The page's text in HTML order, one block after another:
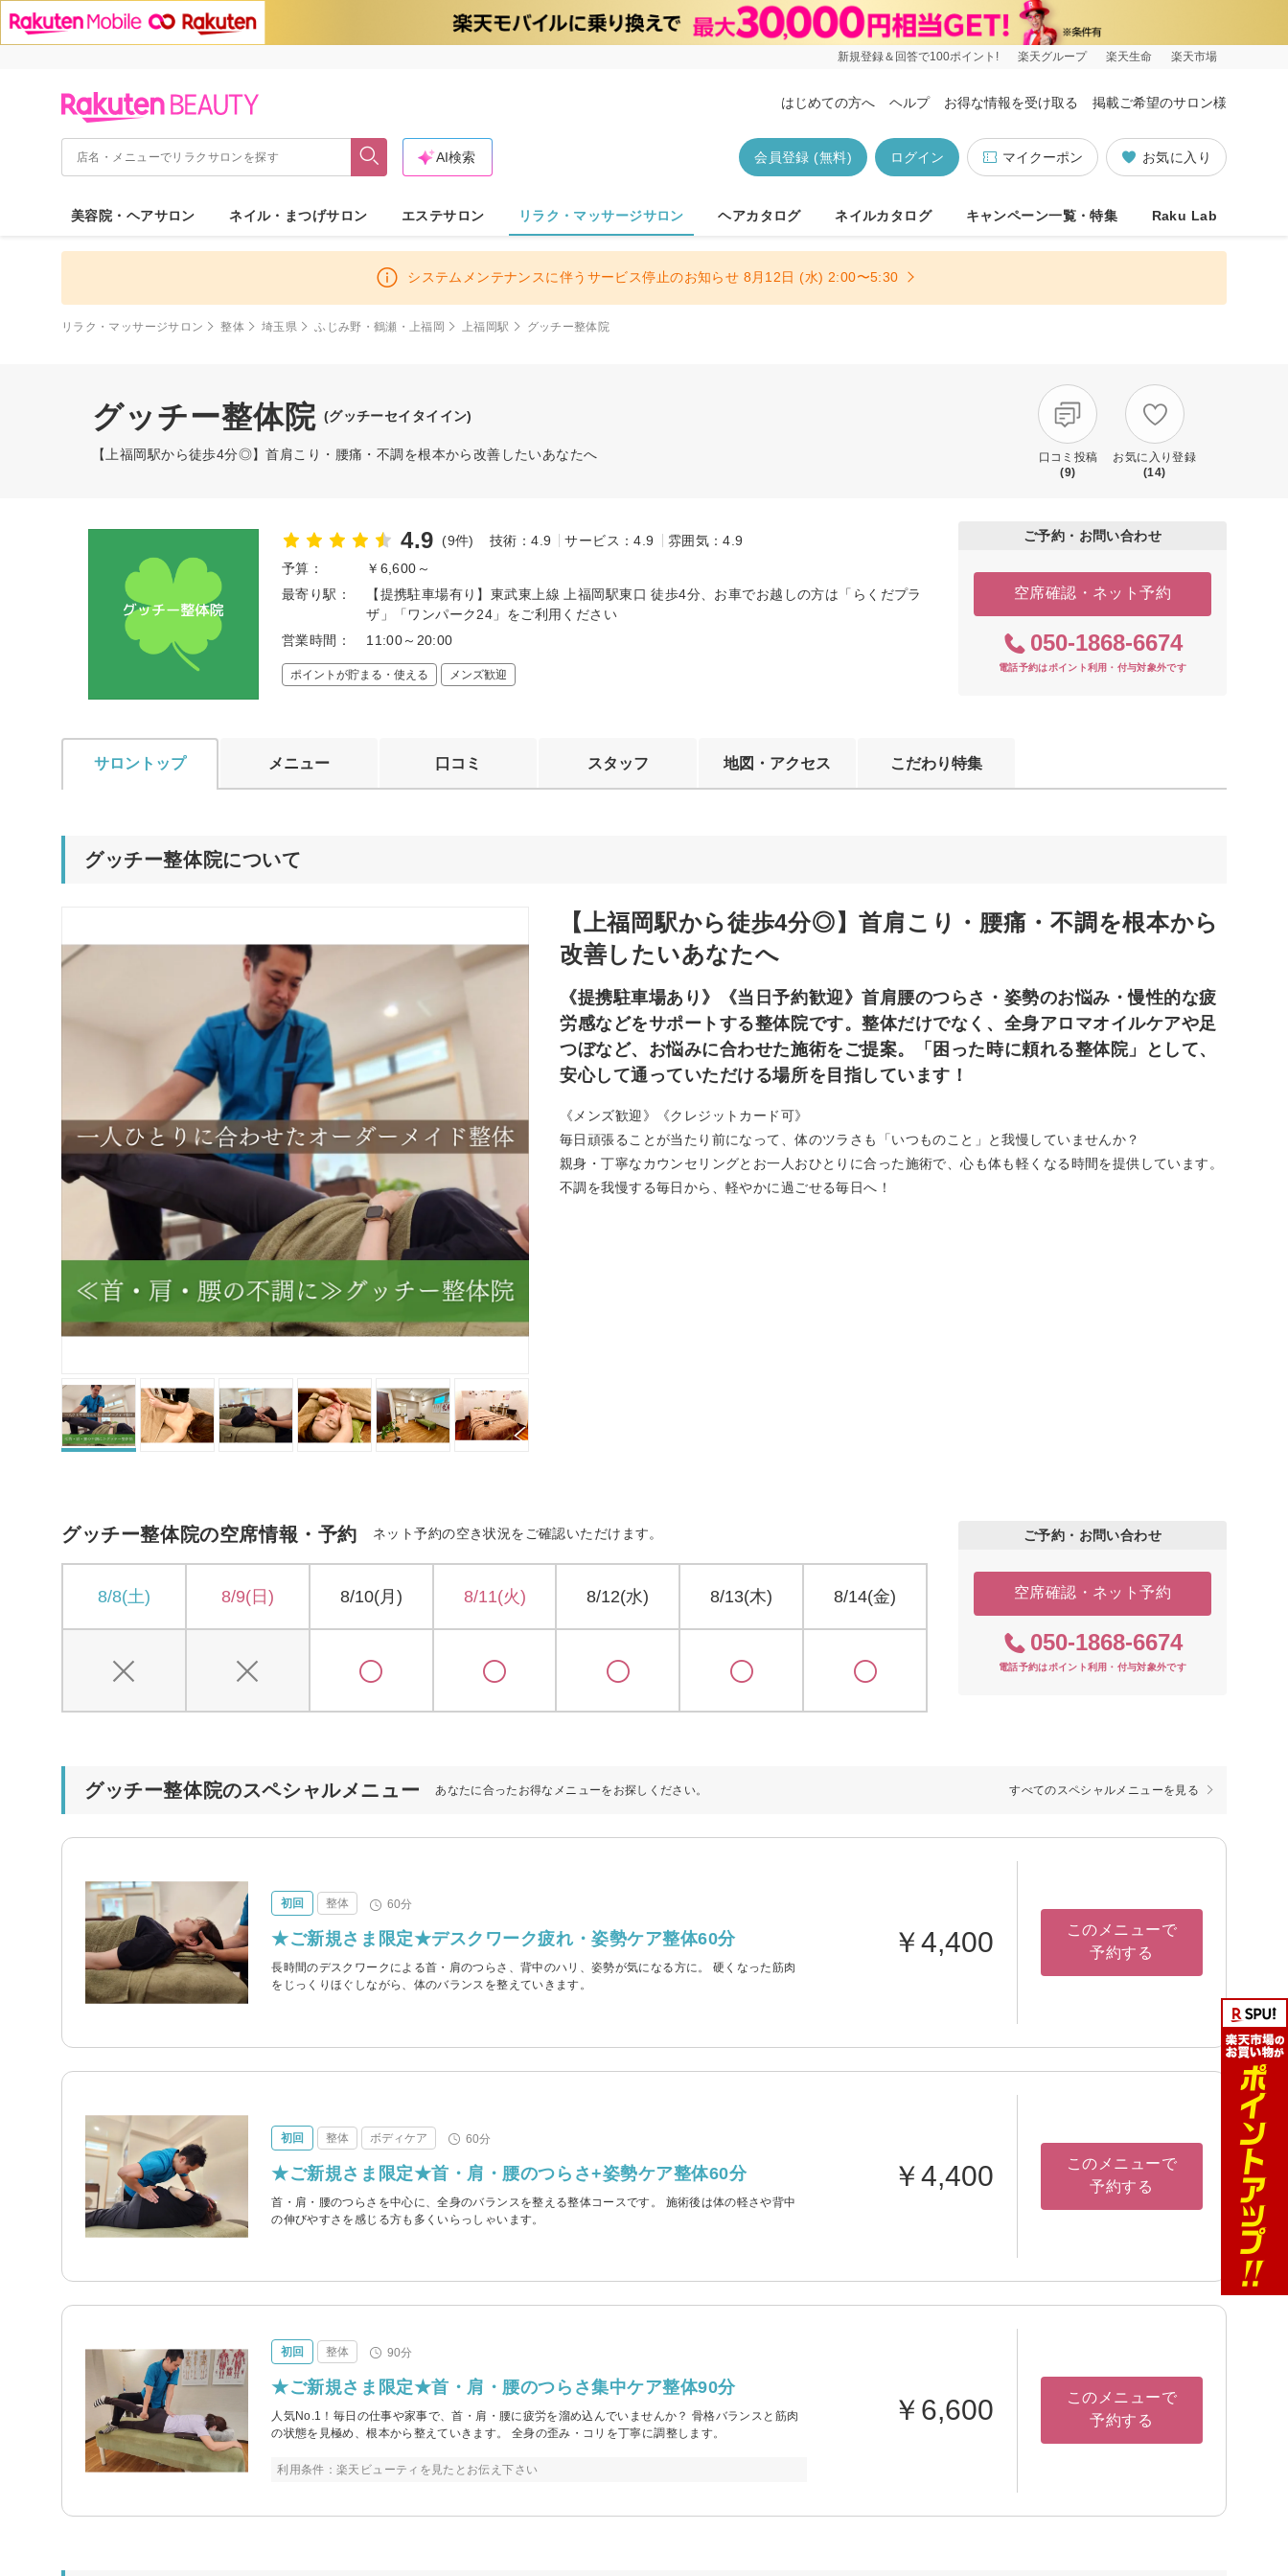
新規登録＆回答で100ポイント! 楽天グループ 楽天生命 楽天市場
はじめての方へ ヘルプ お得な情報を受け取る 掲載ご希望のサロン様
お気に入り
マイクーポン
ログイン
会員登録 (無料)
AI検索
美容院・ヘアサロン ネイル・まつげサロン エステサロン リラク・マッサージサロン ヘアカタログ ネイルカタログ キャンペーン一覧・特集 Raku Lab
システムメンテナンスに伴うサービス停止のお知らせ 8月12日 (水) 2:00〜5:30
リラク・マッサージサロン 整体 埼玉県 ふじみ野・鶴瀬・上福岡 上福岡駅 グッチー整体院
グッチー整体院 (グッチーセイタイイン)
【上福岡駅から徒歩4分◎】首肩こり・腰痛・不調を根本から改善したいあなたへ
口コミ投稿
(9)
お気に入り登録
(14)
4.9 (9件) 技術：4.9 サービス：4.9
雰囲気：4.9
予算：
￥6,600～
最寄り駅：
【提携駐車場有り】東武東上線 上福岡駅東口 徒歩4分、お車でお越しの方は「らくだプラ
ザ」「ワンパーク24」をご利用ください
営業時間：
11:00～20:00
ポイントが貯まる・使える メンズ歓迎
ご予約・お問い合わせ
空席確認・ネット予約
050-1868-6674
電話予約はポイント利用・付与対象外です
サロントップ メニュー 口コミ スタッフ 地図・アクセス こだわり特集
グッチー整体院について
【上福岡駅から徒歩4分◎】首肩こり・腰痛・不調を根本から
改善したいあなたへ
《提携駐車場あり》《当日予約歓迎》首肩腰のつらさ・姿勢のお悩み・慢性的な疲
労感などをサポートする整体院です。整体だけでなく、全身アロマオイルケアや足
つぼなど、お悩みに合わせた施術をご提案。「困った時に頼れる整体院」として、
安心して通っていただける場所を目指しています！
《メンズ歓迎》《クレジットカード可》
毎日頑張ることが当たり前になって、体のツラさも「いつものこと」と我慢していませんか？
親身・丁寧なカウンセリングとお一人おひとりに合った施術で、心も体も軽くなる時間を提供しています。
不調を我慢する毎日から、軽やかに過ごせる毎日へ！
グッチー整体院の空席情報・予約 ネット予約の空き状況をご確認いただけます。
8/8(土) 8/9(日) 8/10(月) 8/11(火) 8/12(水) 8/13(木) 8/14(金)
ご予約・お問い合わせ
空席確認・ネット予約
050-1868-6674
電話予約はポイント利用・付与対象外です
グッチー整体院のスペシャルメニュー あなたに合ったお得なメニューをお探しください。 すべてのスペシャルメニューを見る
初回 整体 60分
★ご新規さま限定★デスクワーク疲れ・姿勢ケア整体60分
長時間のデスクワークによる首・肩のつらさ、背中のハリ、姿勢が気になる方に。 硬くなった筋肉
をじっくりほぐしながら、体のバランスを整えていきます。
￥4,400
このメニューで
予約する
初回 整体 ボディケア 60分
★ご新規さま限定★首・肩・腰のつらさ+姿勢ケア整体60分
首・肩・腰のつらさを中心に、全身のバランスを整える整体コースです。 施術後は体の軽さや背中
の伸びやすさを感じる方も多くいらっしゃいます。
￥4,400
このメニューで
予約する
初回 整体 90分
★ご新規さま限定★首・肩・腰のつらさ集中ケア整体90分
人気No.1！毎日の仕事や家事で、首・肩・腰に疲労を溜め込んでいませんか？ 骨格バランスと筋肉
の状態を見極め、根本から整えていきます。 全身の歪み・コリを丁寧に調整します。
利用条件：楽天ビューティを見たとお伝え下さい
￥6,600
このメニューで
予約する